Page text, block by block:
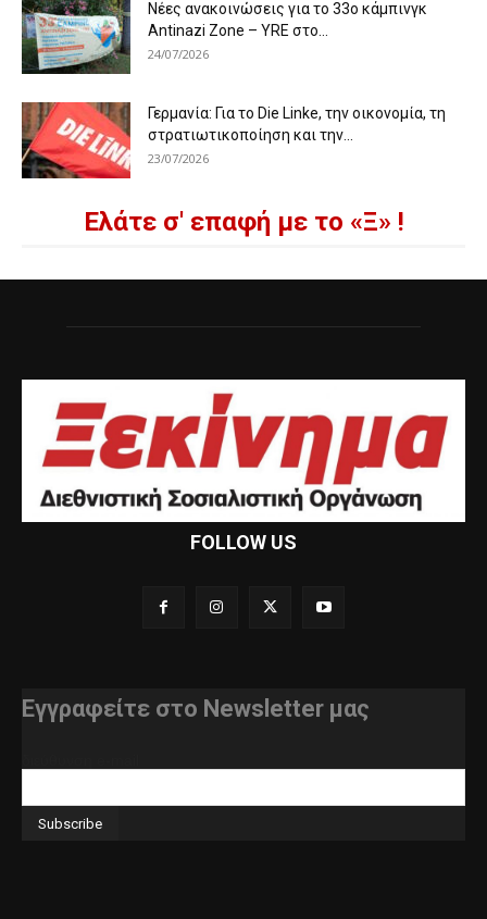
Νέες ανακοινώσεις για το 33ο κάμπινγκ
Antinazi Zone – YRE στο...
24/07/2026
Γερμανία: Για το Die Linke, την οικονομία, τη
στρατιωτικοποίηση και την...
23/07/2026
Ελάτε σ' επαφή με το «Ξ» !
FOLLOW US
Εγγραφείτε στο Newsletter μας